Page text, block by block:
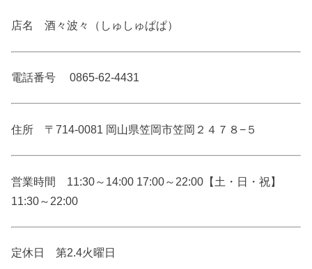
店名 酒々波々（しゅしゅぱぱ）
電話番号 0865-62-4431
住所 〒714-0081 岡山県笠岡市笠岡２４７８−５
営業時間 11:30～14:00 17:00～22:00【土・日・祝】
11:30～22:00
定休日 第2.4火曜日